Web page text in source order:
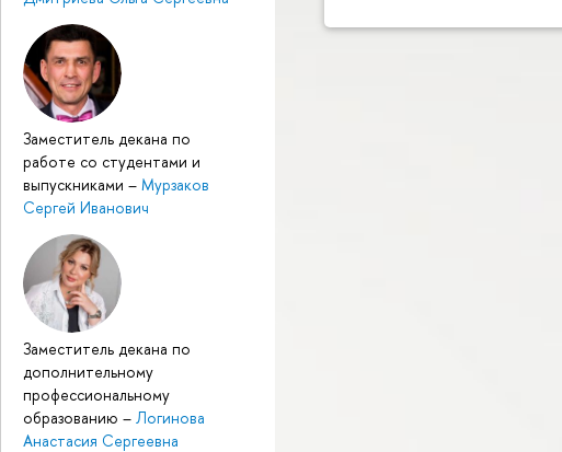
Заместитель декана по
работе со студентами и
выпускниками – Мурзаков
Сергей Иванович
Заместитель декана по
дополнительному
профессиональному
образованию – Логинова
Анастасия Сергеевна